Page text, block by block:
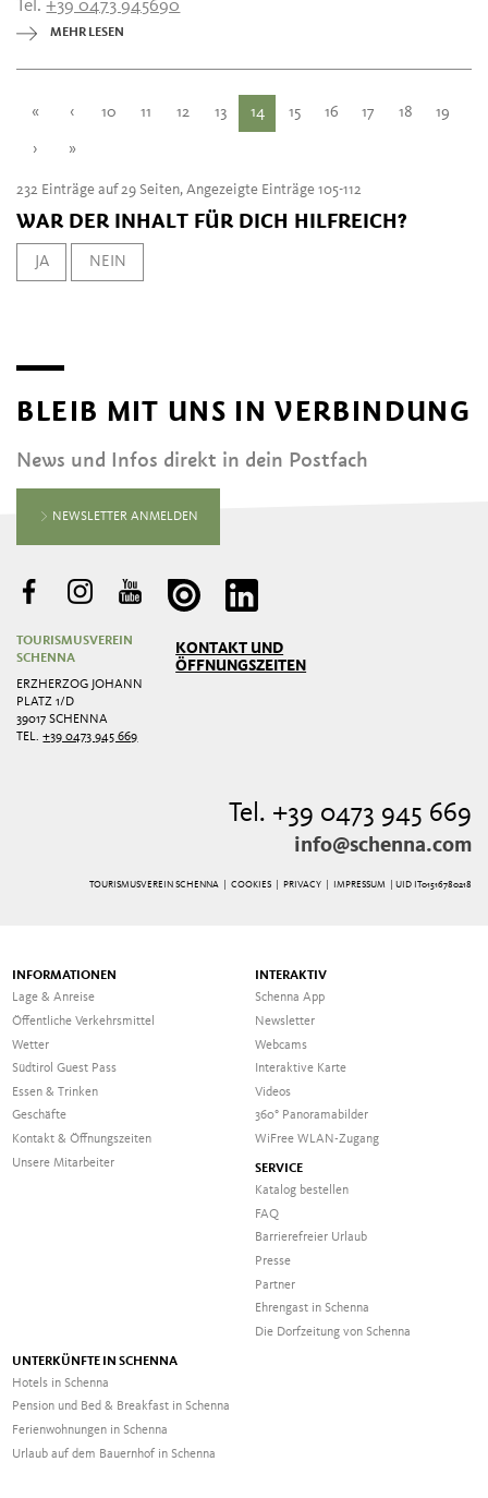
Tel.+39 0473 945690
MEHR LESEN
« ‹ 10 11 12 13 14 15 16 17 18 19
› »
232 Einträge auf 29 Seiten, Angezeigte Einträge 105-112
WAR DER INHALT FÜR DICH HILFREICH?
JA NEIN
BLEIB MIT UNS IN VERBINDUNG
News und Infos direkt in dein Postfach
NEWSLETTER ANMELDEN
TOURISMUSVEREIN
SCHENNA
ERZHERZOG JOHANN
PLATZ 1/D
39017 SCHENNA
TEL.+39 0473 945 669
KONTAKT UND
ÖFFNUNGSZEITEN
Tel. +39 0473 945 669
info@schenna.com
TOURISMUSVEREIN SCHENNA | COOKIES| PRIVACY| IMPRESSUM | UID IT01516780218
INFORMATIONEN
Lage & Anreise
Öffentliche Verkehrsmittel
Wetter
Südtirol Guest Pass
Essen & Trinken
Geschäfte
Kontakt & Öffnungszeiten
Unsere Mitarbeiter
INTERAKTIV
Schenna App
Newsletter
Webcams
Interaktive Karte
Videos
360° Panoramabilder
WiFree WLAN-Zugang
SERVICE
Katalog bestellen
FAQ
Barrierefreier Urlaub
Presse
Partner
Ehrengast in Schenna
Die Dorfzeitung von Schenna
UNTERKÜNFTE IN SCHENNA
Hotels in Schenna
Pension und Bed & Breakfast in Schenna
Ferienwohnungen in Schenna
Urlaub auf dem Bauernhof in Schenna